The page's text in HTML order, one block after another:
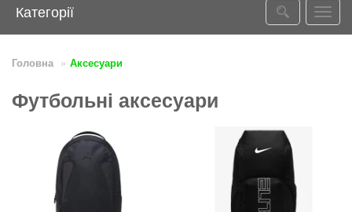
Категорії
Головна Аксесуари
Футбольні аксесуари